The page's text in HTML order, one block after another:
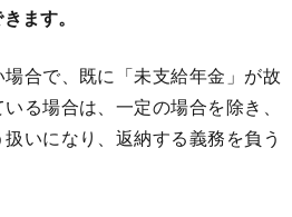
ます。
合で、既に「未支給年金」が故
る場合は、一定の場合を除き、
いになり、返納する義務を負う